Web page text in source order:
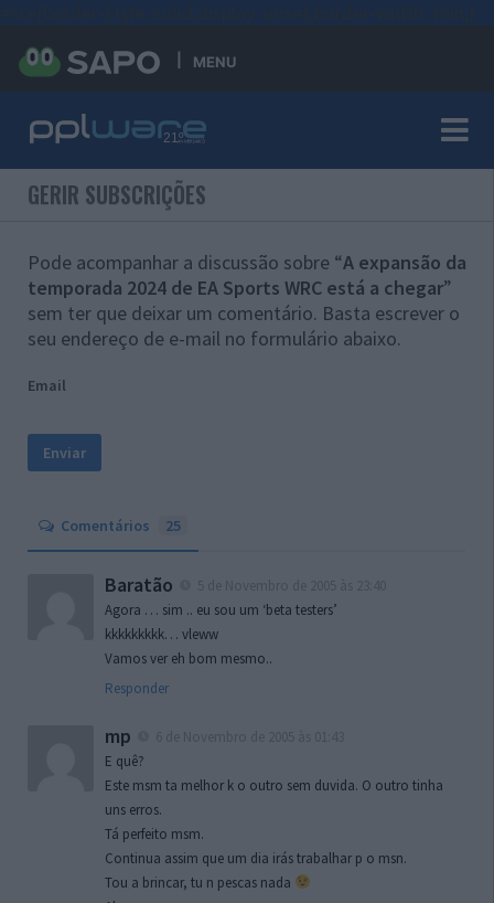
MENU
GERIR SUBSCRIÇÕES
Pode acompanhar a discussão sobre “A expansão da
temporada 2024 de EA Sports WRC está a chegar”
sem ter que deixar um comentário. Basta escrever o
seu endereço de e-mail no formulário abaixo.
Email
Comentários 25
Baratão
Agora … sim .. eu sou um ‘beta testers’
kkkkkkkkk… vleww
Vamos ver eh bom mesmo..
Responder
mp
E quê?
Este msm ta melhor k o outro sem duvida. O outro tinha
uns erros.
Tá perfeito msm.
Continua assim que um dia irás trabalhar p o msn.
Tou a brincar, tu n pescas nada